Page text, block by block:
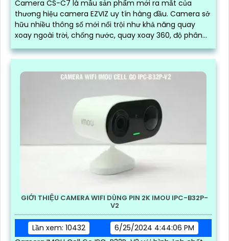
Camera CS-C7 là mẫu sản phẩm mới ra mắt của
thương hiệu camera EZVIZ uy tín hàng đầu. Camera sở
hữu nhiều thông số mới nổi trội như khả năng quay
xoay ngoài trời, chống nước, quay xoay 360, độ phân
GIỚI THIỆU CAMERA WIFI DÙNG PIN 2K IMOU IPC-B32P-
V2
Lần xem: 10432
6/25/2024 4:44:06 PM